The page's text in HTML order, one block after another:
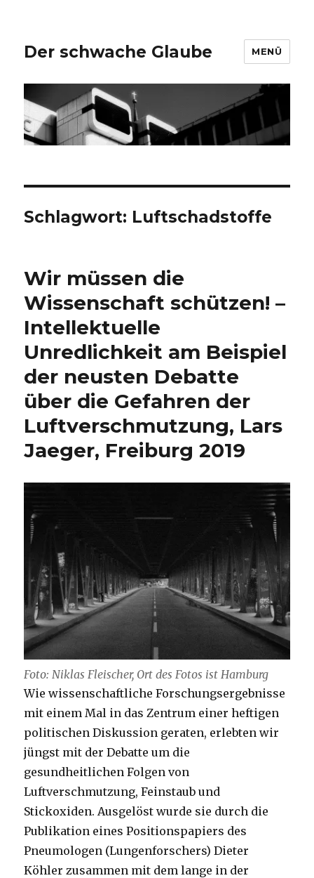
Der schwache Glaube MENÜ
Schlagwort: Luftschadstoffe
Wir müssen die
Wissenschaft schützen! –
Intellektuelle
Unredlichkeit am Beispiel
der neusten Debatte
über die Gefahren der
Luftverschmutzung, Lars
Jaeger, Freiburg 2019
Foto: Niklas Fleischer, Ort des Fotos ist Hamburg
Wie wissenschaftliche Forschungsergebnisse
mit einem Mal in das Zentrum einer heftigen
politischen Diskussion geraten, erlebten wir
jüngst mit der Debatte um die
gesundheitlichen Folgen von
Luftverschmutzung, Feinstaub und
Stickoxiden. Ausgelöst wurde sie durch die
Publikation eines Positionspapiers des
Pneumologen (Lungenforschers) Dieter
Köhler zusammen mit dem lange in der